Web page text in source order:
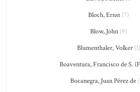
Bloch, Ernst (7)
Blow, John (9)
Blumenthaler, Volker(1)
Boaventura, Francisco de S.
Bocanegra, Juan Pérez de